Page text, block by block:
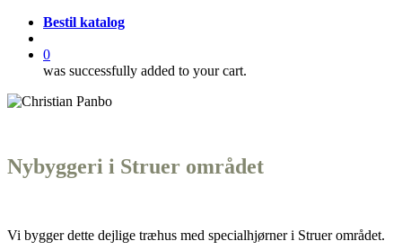
Bestil katalog
0
was successfully added to your cart.
Nybyggeri i Struer området
Vi bygger dette dejlige træhus med specialhjørner i Struer området.